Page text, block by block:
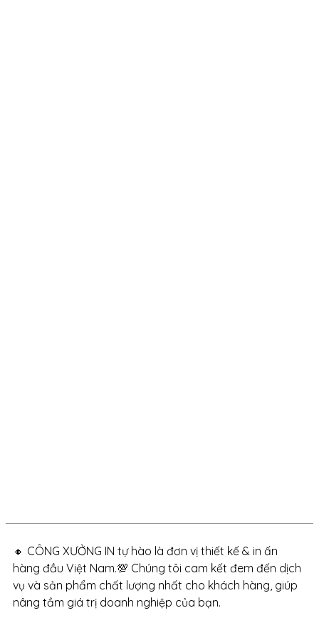
🔸 CÔNG XƯỞNG IN tự hào là đơn vị thiết kế & in ấn
hàng đầu Việt Nam.💯 Chúng tôi cam kết đem đến dịch
vụ và sản phẩm chất lượng nhất cho khách hàng, giúp
nâng tầm giá trị doanh nghiệp của bạn.